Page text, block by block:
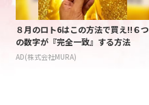
８月のロト6はこの方法で買え!!６つ
の数字が『完全一致』する方法
AD(株式会社MURA)